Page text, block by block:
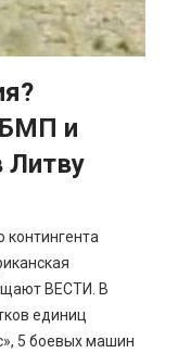
БМП и
Литву
контингента
ВЕСТИ. В
единиц
5 боевых машин